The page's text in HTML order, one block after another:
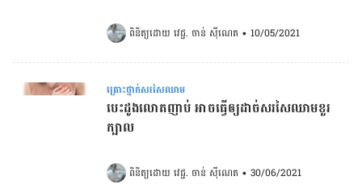
ពិនិត្យដោយ វេជ្ជ. ចាន់ ស៊ីណេត • 10/05/2021
គ្រោះថ្នាក់សរសៃឈាម
បេះដូងលោតញាប់ អាចធ្វើឲ្យដាច់សរសៃឈាមខួរ
ក្បាល
ពិនិត្យដោយ វេជ្ជ. ចាន់ ស៊ីណេត • 30/06/2021